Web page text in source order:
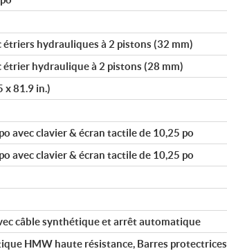
étriers hydrauliques à 2 pistons (32 mm)
étrier hydraulique à 2 pistons (28 mm)
x 81.9 in.)
avec clavier & écran tactile de 10,25 po
avec clavier & écran tactile de 10,25 po
câble synthétique et arrêt automatique
HMW haute résistance, Barres protectrices